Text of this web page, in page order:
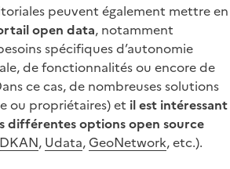
peuvent également mettre en
open data, notamment
spécifiques d’autonomie
de fonctionnalités ou encore de
ce cas, de nombreuses solutions
ou propriétaires) et il est intéressant
différentes options open source
DKAN, Udata,GeoNetwork, etc.).